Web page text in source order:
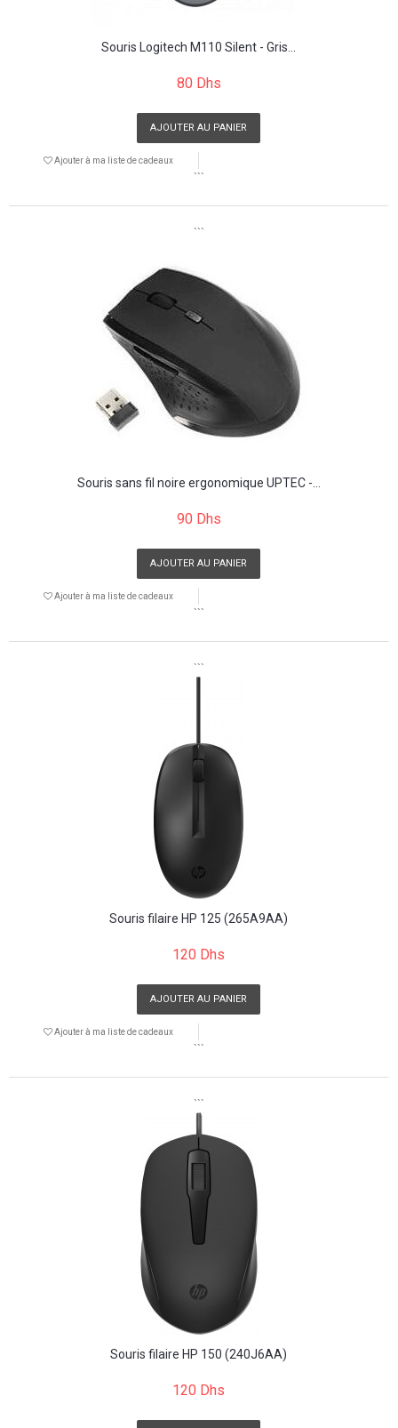
Souris Logitech M110 Silent - Gris...
80 Dhs
AJOUTER AU PANIER
Ajouter à ma liste de cadeaux
```
```
Souris sans fil noire ergonomique UPTEC -...
90 Dhs
AJOUTER AU PANIER
Ajouter à ma liste de cadeaux
```
```
Souris filaire HP 125 (265A9AA)
120 Dhs
AJOUTER AU PANIER
Ajouter à ma liste de cadeaux
```
```
Souris filaire HP 150 (240J6AA)
120 Dhs